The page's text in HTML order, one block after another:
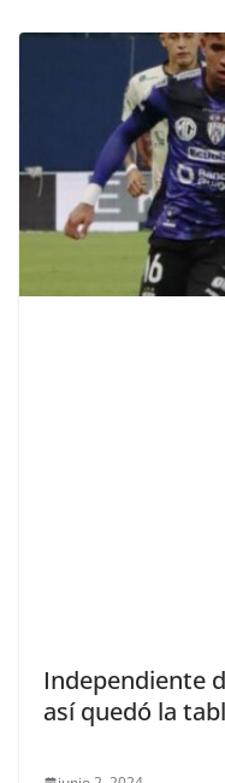
Independiente
así quedó la